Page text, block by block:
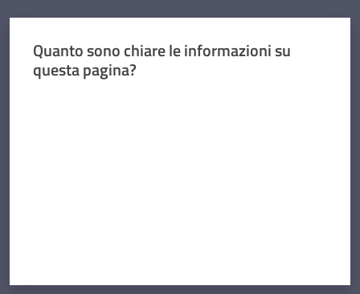
Quanto sono chiare le informazioni su
questa pagina?